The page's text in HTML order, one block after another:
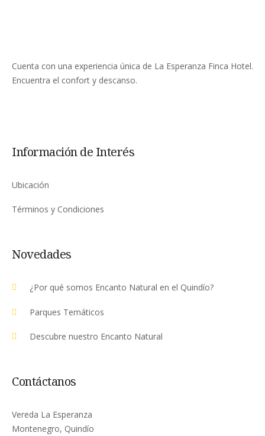
Cuenta con una experiencia única de La Esperanza Finca Hotel.
Encuentra el confort y descanso.
Información de Interés
Ubicación
Términos y Condiciones
Novedades
¿Por qué somos Encanto Natural en el Quindío?
Parques Temáticos
Descubre nuestro Encanto Natural
Contáctanos
Vereda La Esperanza
Montenegro, Quindío